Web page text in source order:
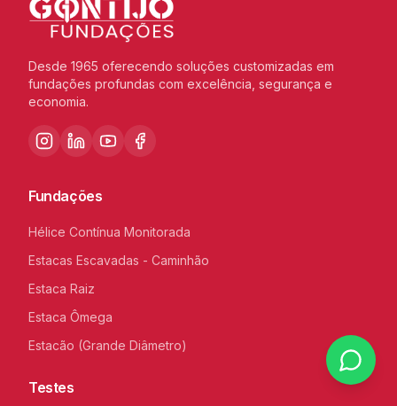
Desde 1965 oferecendo soluções customizadas em
fundações profundas com excelência, segurança e
economia.
Fundações
Hélice Contínua Monitorada
Estacas Escavadas - Caminhão
Estaca Raiz
Estaca Ômega
Estacão (Grande Diâmetro)
Testes